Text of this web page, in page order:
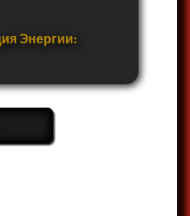
Энергии: